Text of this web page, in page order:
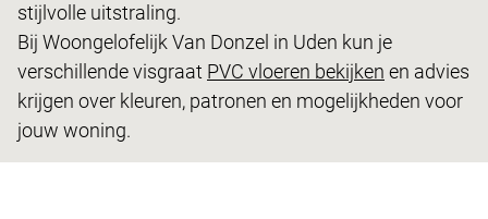
stijlvolle uitstraling.
Bij Woongelofelijk Van Donzel in Uden kun je
verschillende visgraat PVC vloeren bekijken en advies
krijgen over kleuren, patronen en mogelijkheden voor
jouw woning.